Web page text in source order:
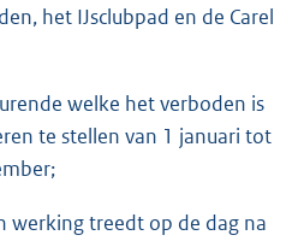
het IJsclubpad en de Carel
welke het verboden is
te stellen van 1 januari tot
werking treedt op de dag na